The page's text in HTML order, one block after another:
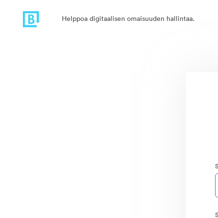
Helppoa digitaalisen omaisuuden hallintaa.